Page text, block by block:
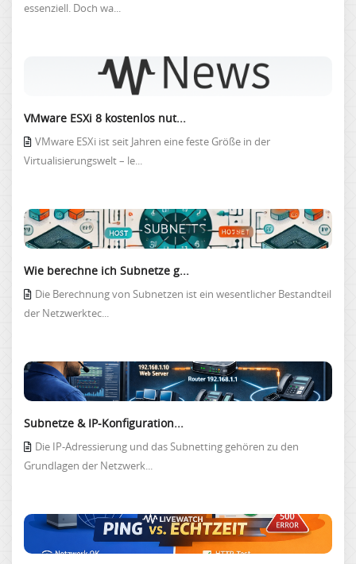
essenziell. Doch wa...
VMware ESXi 8 kostenlos nut...
VMware ESXi ist seit Jahren eine feste Größe in der
Virtualisierungswelt – le...
Wie berechne ich Subnetze g...
Die Berechnung von Subnetzen ist ein wesentlicher Bestandteil
der Netzwerktec...
Subnetze & IP-Konfiguration...
Die IP-Adressierung und das Subnetting gehören zu den
Grundlagen der Netzwerk...